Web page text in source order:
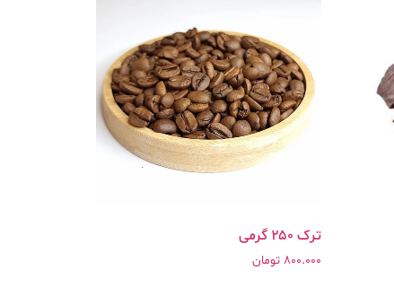
ترک ۲۵۰ گرمی
800.000 تومان